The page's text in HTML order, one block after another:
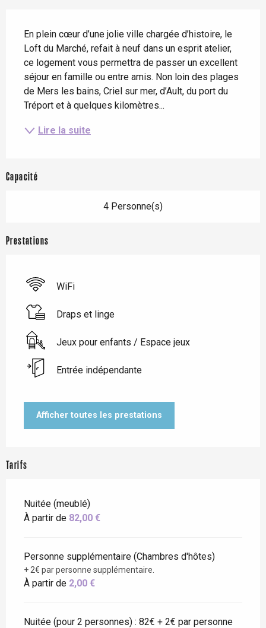
En plein cœur d’une jolie ville chargée d’histoire, le
Loft du Marché, refait à neuf dans un esprit atelier,
ce logement vous permettra de passer un excellent
séjour en famille ou entre amis. Non loin des plages
de Mers les bains, Criel sur mer, d’Ault, du port du
Tréport et à quelques kilomètres...
Lire la suite
Capacité
4 Personne(s)
Prestations
WiFi
Draps et linge
Jeux pour enfants / Espace jeux
Entrée indépendante
Afficher toutes les prestations
Tarifs
Nuitée (meublé)
À partir de 82,00 €
Personne supplémentaire (Chambres d'hôtes)
+ 2€ par personne supplémentaire.
À partir de 2,00 €
Nuitée (pour 2 personnes) : 82€ + 2€ par personne